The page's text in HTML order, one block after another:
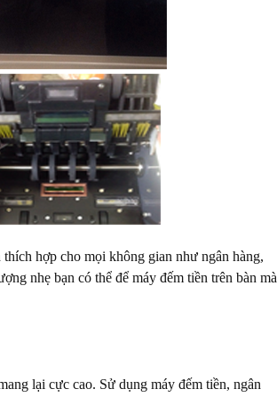
hợp cho mọi không gian như ngân hàng,
nhẹ bạn có thể để máy đếm tiền trên bàn mà
lại cực cao. Sử dụng máy đếm tiền, ngân